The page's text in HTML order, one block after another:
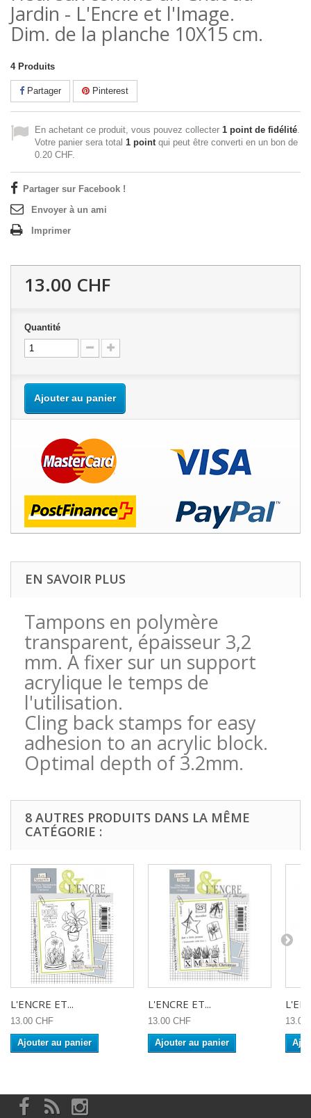
Jardin - L'Encre et l'Image.
Dim. de la planche 10X15 cm.
4 Produits
Partager Pinterest
En achetant ce produit, vous pouvez collecter 1 point de fidélité.
Votre panier sera total 1 pointqui peut être converti en un bon de
0.20 CHF.
Partager sur Facebook !
Envoyer à un ami
Imprimer
13.00 CHF
Quantité
Ajouter au panier
EN SAVOIR PLUS
Tampons en polymère
transparent, épaisseur 3,2
mm. A fixer sur un support
acrylique le temps de
l'utilisation.
Cling back stamps for easy
adhesion to an acrylic block.
Optimal depth of 3.2mm.
8 AUTRES PRODUITS DANS LA MÊME
CATÉGORIE :
L'ENCRE ET...
13.00 CHF
Ajouter au panier
L'ENCRE ET...
13.00 CHF
Ajouter au panier
13.00